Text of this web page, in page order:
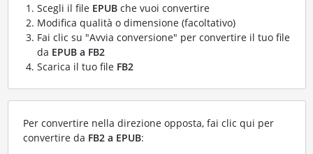
Scegli il file EPUBche vuoi convertire
Modifica qualità o dimensione (facoltativo)
Fai clic su "Avvia conversione" per convertire il tuo file
da EPUB a FB2
Scarica il tuo file FB2
Per convertire nella direzione opposta, fai clic qui per
convertire da FB2 a EPUB: